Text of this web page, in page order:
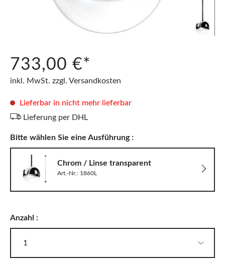
733,00 €*
inkl. MwSt. zzgl. Versandkosten
Lieferbar in nicht mehr lieferbar
Lieferung per DHL
Bitte wählen Sie eine Ausführung :
Chrom / Linse transparent
Art.-Nr.: 1860L
Anzahl :